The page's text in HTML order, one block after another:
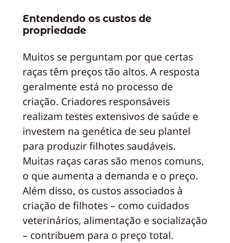
Entendendo os custos de
propriedade
Muitos se perguntam por que certas
raças têm preços tão altos. A resposta
geralmente está no processo de
criação. Criadores responsáveis
realizam testes extensivos de saúde e
investem na genética de seu plantel
para produzir filhotes saudáveis.
Muitas raças caras são menos comuns,
o que aumenta a demanda e o preço.
Além disso, os custos associados à
criação de filhotes – como cuidados
veterinários, alimentação e socialização
– contribuem para o preço total.